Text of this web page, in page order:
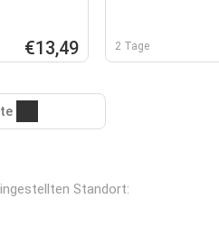
€13,49 2 Tage
Standort: